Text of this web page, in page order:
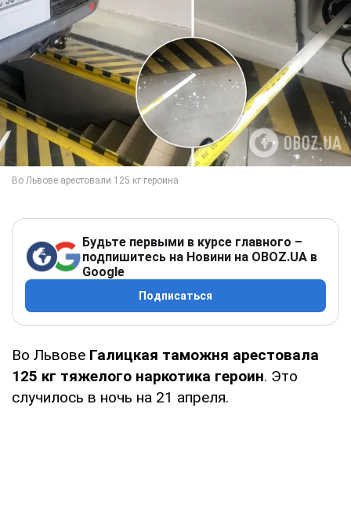
Будьте первыми в курсе главного –
подпишитесь на Новини на OBOZ.UA в
Google
Подписаться
Во Львове Галицкая таможня арестовала
125 кг тяжелого наркотика героин. Это
случилось в ночь на 21 апреля.